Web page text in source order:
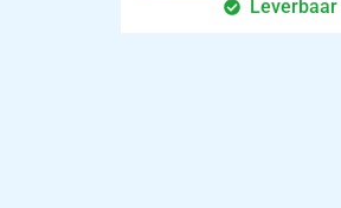
Leverbaar